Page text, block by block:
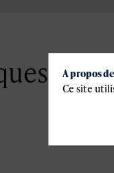
A propos
Ce site